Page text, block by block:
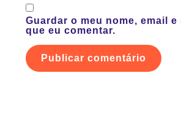
Guardar o meu nome, email
que eu comentar.